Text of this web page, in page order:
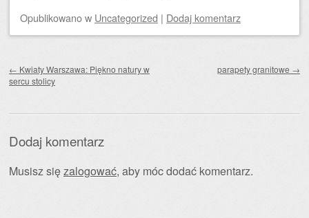
Opublikowanow Uncategorized | Dodaj komentarz
← Kwiaty Warszawa: Piękno natury w
sercu stolicy
parapety granitowe →
Dodaj komentarz
Musisz sięzalogować, aby móc dodać komentarz.